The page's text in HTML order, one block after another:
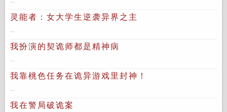
灵能者：女大学生逆袭异界之主
...
我扮演的契诡师都是精神病
...
我靠桃色任务在诡异游戏里封神！
...
我在警局破诡案